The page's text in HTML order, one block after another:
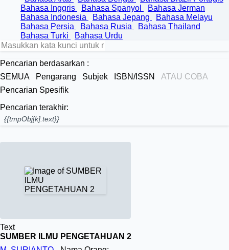
Bahasa Inggris
Bahasa Spanyol
Bahasa Jerman
Bahasa Indonesia
Bahasa Jepang
Bahasa Melayu
Bahasa Persia
Bahasa Rusia
Bahasa Thailand
Bahasa Turki
Bahasa Urdu
Pencarian berdasarkan :
SEMUA
Pengarang Subjek ISBN/ISSN
ATAU COBA
Pencarian Spesifik
Pencarian terakhir:
{{tmpObj[k].text}}
Text
SUMBER ILMU PENGETAHUAN 2